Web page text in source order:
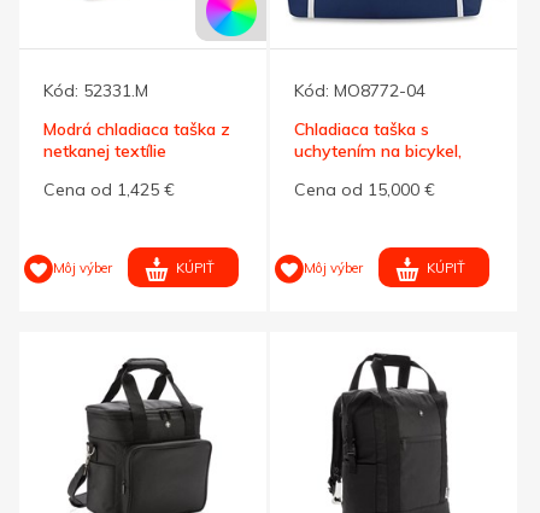
Kód: 52331.M
Modrá chladiaca taška z
netkanej textílie
Cena od 1,425 €
Môj výber KÚPIŤ
Kód: MO8772-04
Chladiaca taška s
uchytením na bicykel,
Cena od 15,000 €
Môj výber KÚPIŤ